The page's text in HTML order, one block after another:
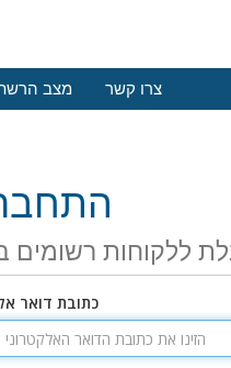
מצב צרו קשר
ללקוחות רשומים
כתובת דואר